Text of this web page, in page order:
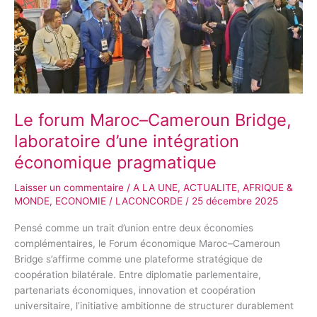
Le forum Maroc–Cameroun Bridge,
laboratoire d’une intégration
économique pragmatique
Laisser un commentaire / A LA UNE, ACTUALITE, AFRIQUE &
MONDE, ECONOMIE / LACONCORDE / 25 décembre 2025
Pensé comme un trait d’union entre deux économies
complémentaires, le Forum économique Maroc–Cameroun
Bridge s’affirme comme une plateforme stratégique de
coopération bilatérale. Entre diplomatie parlementaire,
partenariats économiques, innovation et coopération
universitaire, l’initiative ambitionne de structurer durablement
laboratoire
d’une
intégration
économique
pragmatique